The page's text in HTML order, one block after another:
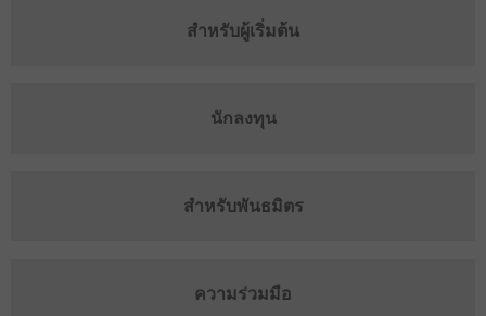
สำหรับผู้เริ่มต้น
นักลงทุน
สำหรับพันธมิตร
ความร่วมมือ